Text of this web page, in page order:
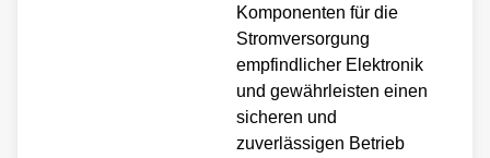
Komponenten für die
Stromversorgung
empfindlicher Elektronik
und gewährleisten einen
sicheren und
zuverlässigen Betrieb